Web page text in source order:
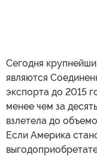
Сегодня
являются
экспорта до 2015
менее чем за
взлетела до
Если Америка